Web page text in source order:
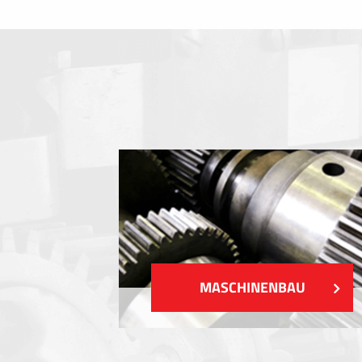
ZEIGEN MEHR
MASCHINENBAU